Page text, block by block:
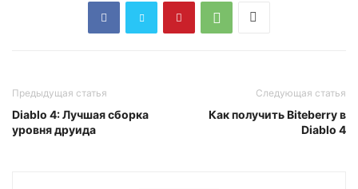
Предыдущая статья
Diablo 4: Лучшая сборка
уровня друида
Следующая статья
Как получить Biteberry в
Diablo 4